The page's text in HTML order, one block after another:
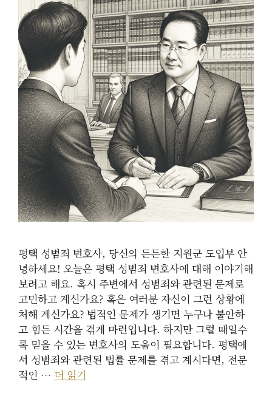
평택 성범죄 변호사, 당신의 든든한 지원군 도입부 안
녕하세요! 오늘은 평택 성범죄 변호사에 대해 이야기해
보려고 해요. 혹시 주변에서 성범죄와 관련된 문제로
고민하고 계신가요? 혹은 여러분 자신이 그런 상황에
처해 계신가요? 법적인 문제가 생기면 누구나 불안하
고 힘든 시간을 겪게 마련입니다. 하지만 그럴 때일수
록 믿을 수 있는 변호사의 도움이 필요합니다. 평택에
서 성범죄와 관련된 법률 문제를 겪고 계시다면, 전문
적인 … 더 읽기